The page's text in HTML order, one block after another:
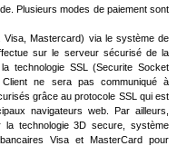
Plusieurs modes de paiement sont
Mastercard) via le système de
sur le serveur sécurisé de la
technologie SSL (Securite Socket
ne sera pas communiqué à
grâce au protocole SSL qui est
navigateurs web. Par ailleurs,
la technologie 3D secure, système
Visa et MasterCard pour